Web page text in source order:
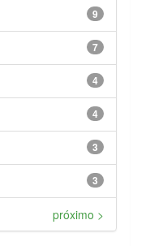
9
7
4
4
3
3
próximo >